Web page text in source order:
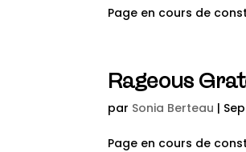
Page en cours de
Rageous
par Sonia Berteau |
Page en cours de